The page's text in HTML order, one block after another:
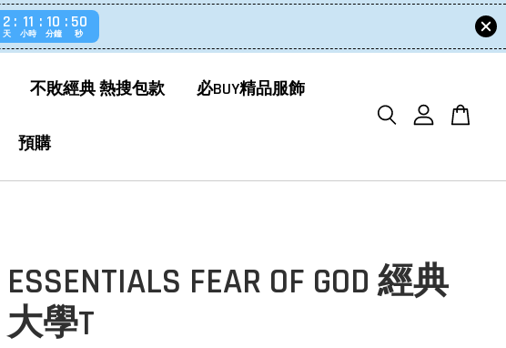
2
天
11
小時
10
分鐘
50
秒
不敗經典 熱搜包款 必BUY精品服飾
預購
ESSENTIALS FEAR OF GOD 經典
大學T